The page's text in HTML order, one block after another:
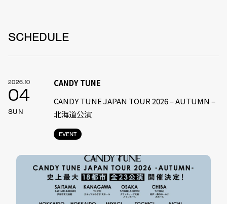
SCHEDULE
2026.10
04
SUN
EVENT
CANDY TUNE
CANDY TUNE JAPAN TOUR 2026 – AUTUMN –
北海道公演